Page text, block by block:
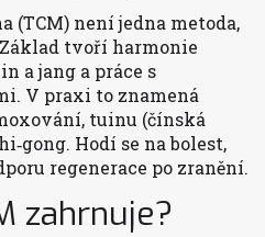
(TCM) není jedna metoda,
tvoří harmonie
a jang a práce s
V praxi to znamená
tuinu (čínská
Hodí se na bolest,
regenerace po zranění.
zahrnuje?